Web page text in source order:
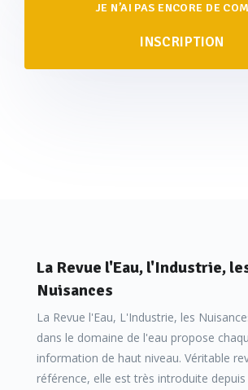
JE N’AI PAS ENCORE DE
INSCRIPTION
La Revue l'Eau, l'Industrie,
Nuisances
La Revue l'Eau, L'Industrie, les
dans le domaine de l'eau propose
information de haut niveau. Véritable
référence, elle est très introduite